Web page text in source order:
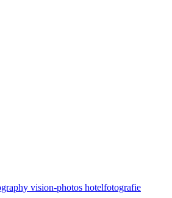
vision-photos hotelfotografie